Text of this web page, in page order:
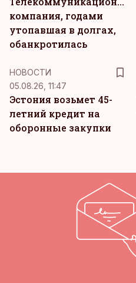
компания, годами
утопавшая в долгах,
обанкротилась
НОВОСТИ
05.08.26, 11:47
Эстония возьмет 45-
летний кредит на
оборонные закупки